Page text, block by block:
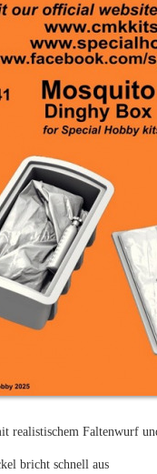
realistischem Faltenwurf
bricht schnell aus